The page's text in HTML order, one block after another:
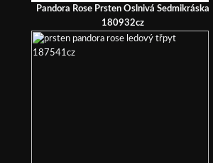
Pandora Rose Prsten Oslnivá Sedmikráska
180932cz